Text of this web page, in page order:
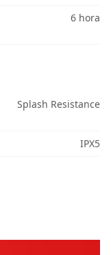
6 hora
Splash Resistance
IPX5